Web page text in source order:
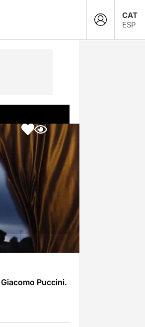
CAT
ESP
Giacomo Puccini.